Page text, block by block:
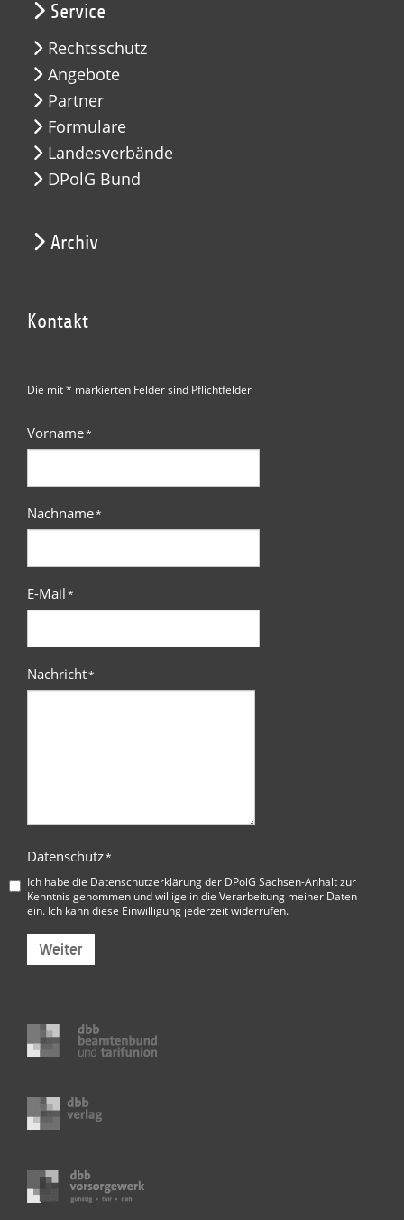
Service
Rechtsschutz
Angebote
Partner
Formulare
Landesverbände
DPolG Bund
Archiv
Kontakt
Die mit * markierten Felder sind Pflichtfelder
Vorname*
Nachname*
E-Mail*
Nachricht*
Datenschutz*
Ich habe die Datenschutzerklärung der DPolG Sachsen-Anhaltzur
Kenntnis genommen und willige in die Verarbeitung meiner Daten
ein. Ich kann diese Einwilligung jederzeit widerrufen.
Weiter